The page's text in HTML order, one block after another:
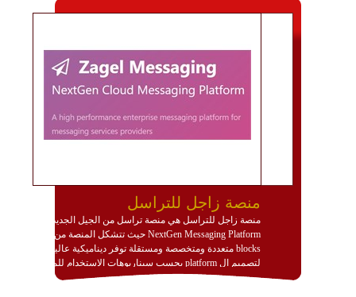
منصة زاجل للتراسل
منصة زاجل للتراسل هي منصة تراسل من الجيل الجديد
NextGen Messaging Platform حيث تتشكل المنصة من
blocks متعددة ومتخصصة ومستقلة توفر ديناميكية عالية
لتصميم ال platform بحسب سيناريوهات الاستخدام للمنصة
وتتوافق مع النشر والاستثمار ضمن بيئة استضافة dedicated